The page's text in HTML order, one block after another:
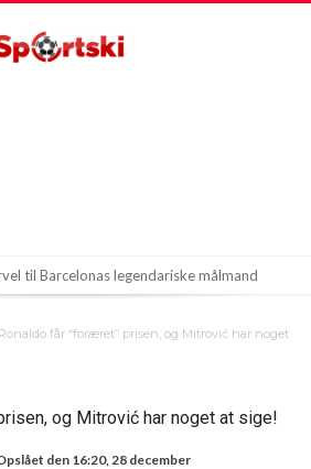
til Barcelonas legendariske målmand
Ronaldo får “foræret” prisen, og Mitrović har noget
og Mitrović har noget at sige!
den 16:20, 28 december